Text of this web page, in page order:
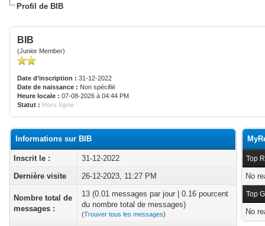
Profil de BIB
BIB
(Junior Member)
Date d’inscription : 31-12-2022
Date de naissance : Non spécifié
Heure locale : 07-08-2026 à 04:44 PM
Statut : Hors ligne
Informations sur BIB
Inscrit le :
31-12-2022
Dernière visite
26-12-2023, 11:27 PM
Nombre total de
messages :
13 (0.01 messages par jour | 0.16 pourcent
du nombre total de messages)
(Trouver tous les messages)
Top
No
Top
No